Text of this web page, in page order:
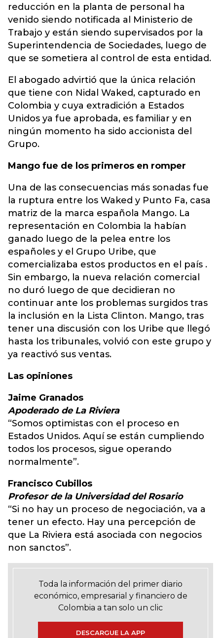
reducción en la planta de personal ha
venido siendo notificada al Ministerio de
Trabajo y están siendo supervisados por la
Superintendencia de Sociedades, luego de
que se sometiera al control de esta entidad.
El abogado advirtió que la única relación
que tiene con Nidal Waked, capturado en
Colombia y cuya extradición a Estados
Unidos ya fue aprobada, es familiar y en
ningún momento ha sido accionista del
Grupo.
Mango fue de los primeros en romper
Una de las consecuencias más sonadas fue
la ruptura entre los Waked y Punto Fa, casa
matriz de la marca española Mango. La
representación en Colombia la habían
ganado luego de la pelea entre los
españoles y el Grupo Uribe, que
comercializaba estos productos en el país .
Sin embargo, la nueva relación comercial
no duró luego de que decidieran no
continuar ante los problemas surgidos tras
la inclusión en la Lista Clinton. Mango, tras
tener una discusión con los Uribe que llegó
hasta los tribunales, volvió con este grupo y
ya reactivó sus ventas.
Las opiniones
Jaime Granados
Apoderado de La Riviera
“Somos optimistas con el proceso en
Estados Unidos. Aquí se están cumpliendo
todos los procesos, sigue operando
normalmente”.
Francisco Cubillos
Profesor de la Universidad del Rosario
“Si no hay un proceso de negociación, va a
tener un efecto. Hay una percepción de
que La Riviera está asociada con negocios
non sanctos”.
Toda la información del primer diario
económico, empresarial y financiero de
Colombia a tan solo un clic
DESCARGUE LA APP